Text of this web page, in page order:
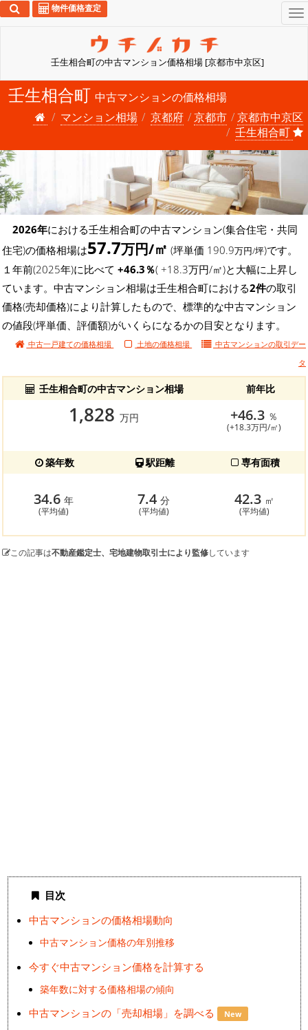
壬生相合町の中古マンション価格相場 [京都市中京区]
物件価格査定
壬生相合町 中古マンションの価格相場
マンション相場
京都府 京都市
京都市中京区
壬生相合町
2026年における壬生相合町の中古マンション(集合住宅・共同
住宅)の価格相場は57.7万円/㎡ (坪単価 190.9万円/坪)です。
１年前(2025年)に比べて +46.3％( +18.3万円/㎡)と大幅に上昇し
ています。中古マンション相場は壬生相合町における2件の取引
価格(売却価格)により計算したもので、標準的な中古マンション
の値段(坪単価、評価額)がいくらになるかの目安となります。
中古一戸建ての価格相場 土地の価格相場 中古マンションの取引デー
タ
壬生相合町の中古マンション相場 前年比
1,828 万円 +46.3 ％
(+18.3万円/㎡)
築年数 駅距離 専有面積
34.6 年
(平均値)
7.4分
(平均値)
42.3 ㎡
(平均値)
この記事は不動産鑑定士、宅地建物取引士により監修しています
目次
中古マンションの価格相場動向
中古マンション価格の年別推移
今すぐ中古マンション価格を計算する
築年数に対する価格相場の傾向
中古マンションの「売却相場」を調べる New